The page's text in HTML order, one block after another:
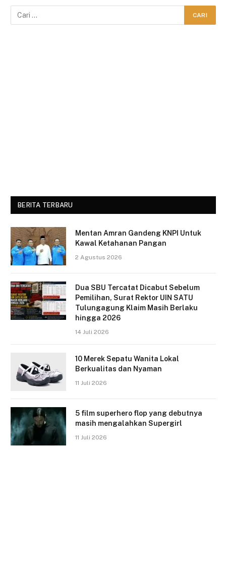
BERITA TERBARU
Mentan Amran Gandeng KNPI Untuk
Kawal Ketahanan Pangan
2 Agustus 2026
Dua SBU Tercatat Dicabut Sebelum
Pemilihan, Surat Rektor UIN SATU
Tulungagung Klaim Masih Berlaku
hingga 2026
14 Juli 2026
10 Merek Sepatu Wanita Lokal
Berkualitas dan Nyaman
11 Juli 2026
5 film superhero flop yang debutnya
masih mengalahkan Supergirl
11 Juli 2026